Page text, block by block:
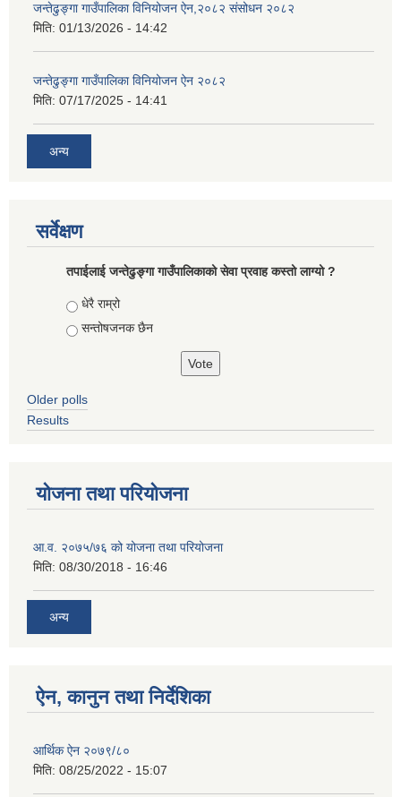
जन्तेढुङ्गा गाउँपालिका विनियोजन ऐन,२०८२ संसोधन २०८२
मिति: 01/13/2026 - 14:42
जन्तेढुङ्गा गाउँपालिका विनियोजन ऐन २०८२
मिति: 07/17/2025 - 14:41
अन्य
सर्वेक्षण
तपाईलाई जन्तेढुङ्गा गाउँपालिकाको सेवा प्रवाह कस्तो लाग्यो ?
Choices
धेरै राम्रो
सन्तोषजनक छैन
Older polls
Results
योजना तथा परियोजना
आ.व. २०७५/७६ को योजना तथा परियोजना
मिति: 08/30/2018 - 16:46
अन्य
ऐन, कानुन तथा निर्देशिका
आर्थिक ऐन २०७९/८०
मिति: 08/25/2022 - 15:07